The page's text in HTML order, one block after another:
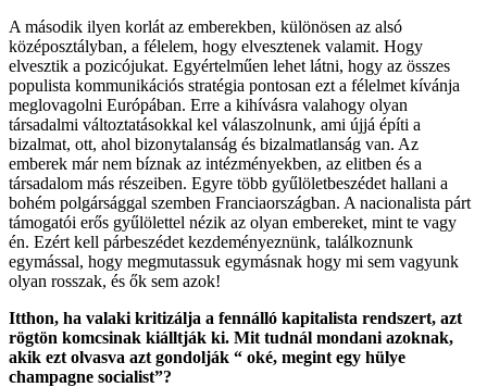
A második ilyen korlát az emberekben, különösen az alsó
középosztályban, a félelem, hogy elvesztenek valamit. Hogy
elvesztik a pozicójukat. Egyértelműen lehet látni, hogy az összes
populista kommunikációs stratégia pontosan ezt a félelmet kívánja
meglovagolni Európában. Erre a kihívásra valahogy olyan
társadalmi változtatásokkal kel válaszolnunk, ami újjá építi a
bizalmat, ott, ahol bizonytalanság és bizalmatlanság van. Az
emberek már nem bíznak az intézményekben, az elitben és a
társadalom más részeiben. Egyre több gyűlöletbeszédet hallani a
bohém polgársággal szemben Franciaországban. A nacionalista párt
támogatói erős gyűlölettel nézik az olyan embereket, mint te vagy
én. Ezért kell párbeszédet kezdeményeznünk, találkoznunk
egymással, hogy megmutassuk egymásnak hogy mi sem vagyunk
olyan rosszak, és ők sem azok!
Itthon, ha valaki kritizálja a fennálló kapitalista rendszert, azt
rögtön komcsinak kiálltják ki. Mit tudnál mondani azoknak,
akik ezt olvasva azt gondolják “ oké, megint egy hülye
champagne socialist”?